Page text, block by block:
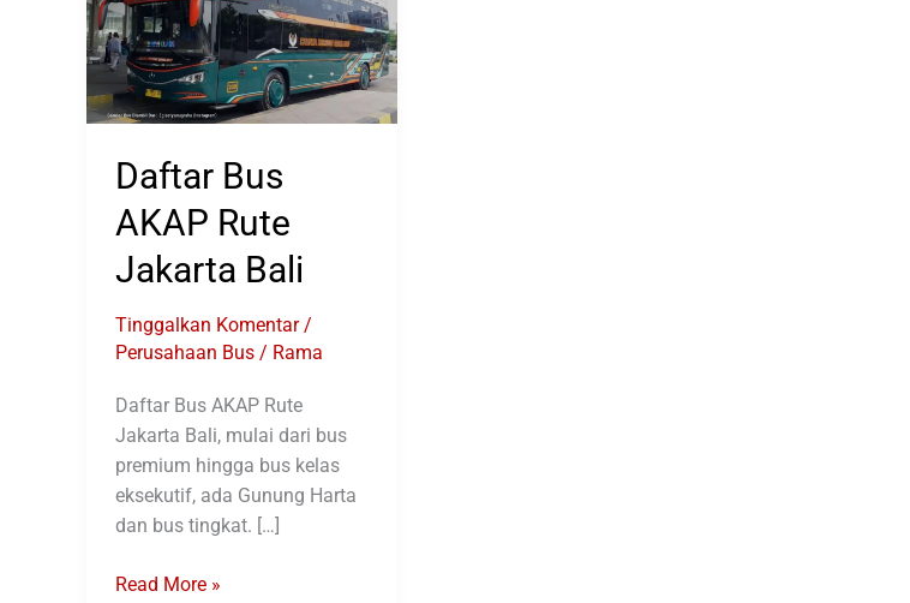
Daftar Bus
AKAP Rute
Jakarta Bali
Tinggalkan Komentar /
Perusahaan Bus / Rama
Daftar Bus AKAP Rute
Jakarta Bali, mulai dari bus
premium hingga bus kelas
eksekutif, ada Gunung Harta
dan bus tingkat. […]
Daftar
Read More »